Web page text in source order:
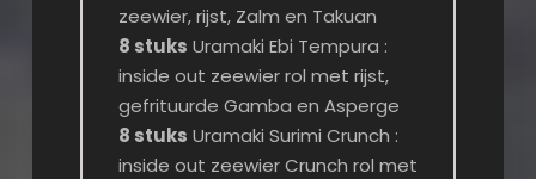
zeewier, rijst, Zalm en Takuan
8 stuks Uramaki Ebi Tempura :
inside out zeewier rol met rijst,
gefrituurde Gamba en Asperge
8 stuks Uramaki Surimi Crunch :
inside out zeewier Crunch rol met